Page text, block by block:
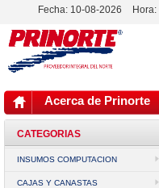
Fecha: 10-08-2026 Hora:
Acerca de Prinorte
CATEGORIAS
INSUMOS COMPUTACION
CAJAS Y CANASTAS